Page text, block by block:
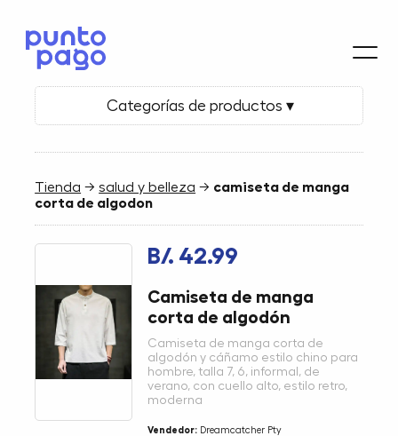
Categorías de productos ▾
Tienda →salud y belleza → camiseta de manga
corta de algodon
B/. 42.99
Camiseta de manga
corta de algodón
Camiseta de manga corta de
algodón y cáñamo estilo chino para
hombre, talla 7, 6, informal, de
verano, con cuello alto, estilo retro,
moderna
Vendedor: Dreamcatcher Pty